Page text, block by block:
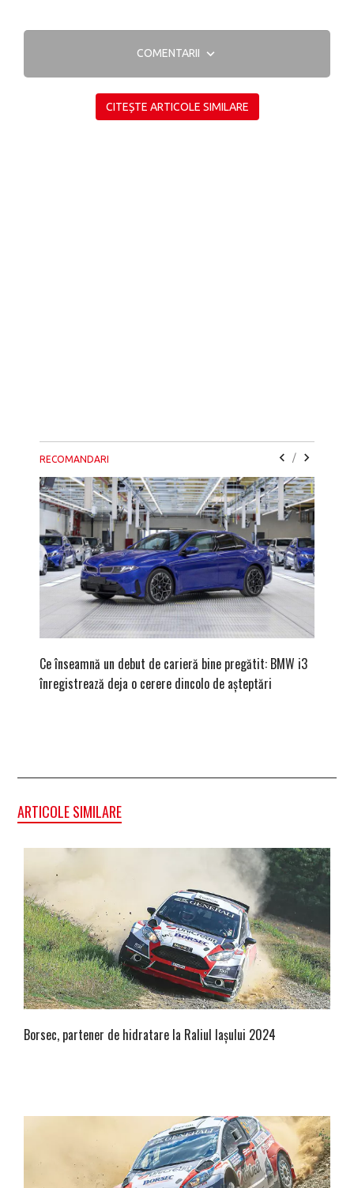
COMENTARII
CITEȘTE ARTICOLE SIMILARE
RECOMANDARI /
Ce înseamnă un debut de carieră bine pregătit: BMW i3
înregistrează deja o cerere dincolo de așteptări
ARTICOLE SIMILARE
Borsec, partener de hidratare la Raliul Iașului 2024